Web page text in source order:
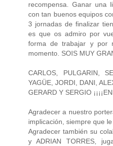
recompensa. Ganar una
con tan buenos equipos
3 jornadas de finalizar
es que os admiro por
forma de trabajar y por
momento. SOIS MUY
CARLOS, PULGARIN,
YAGÜE, JORDI, DANI,
GERARD Y SERGIO
Agradecer a nuestro
implicación, siempre que
Agradecer también su
y ADRIAN TORRES,